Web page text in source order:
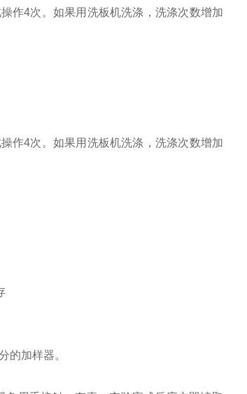
作4次。如果用洗板机洗涤，洗涤次数增加
作4次。如果用洗板机洗涤，洗涤次数增加
的加样器。